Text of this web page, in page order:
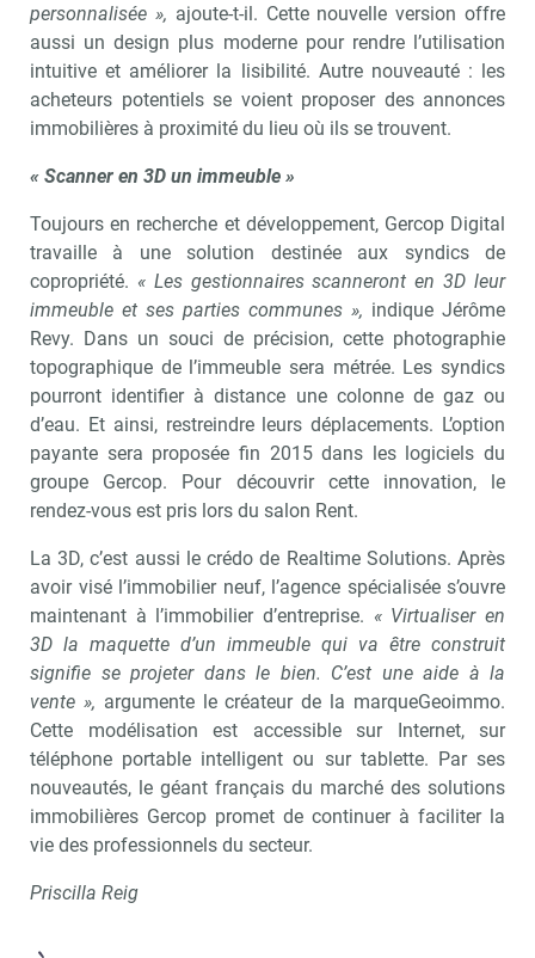
personnalisée », ajoute-t-il. Cette nouvelle version offre
aussi un design plus moderne pour rendre l’utilisation
intuitive et améliorer la lisibilité. Autre nouveauté : les
acheteurs potentiels se voient proposer des annonces
immobilières à proximité du lieu où ils se trouvent.
« Scanner en 3D un immeuble »
Toujours en recherche et développement, Gercop Digital
travaille à une solution destinée aux syndics de
copropriété. « Les gestionnaires scanneront en 3D leur
immeuble et ses parties communes », indique Jérôme
Revy. Dans un souci de précision, cette photographie
topographique de l’immeuble sera métrée. Les syndics
pourront identifier à distance une colonne de gaz ou
d’eau. Et ainsi, restreindre leurs déplacements. L’option
payante sera proposée fin 2015 dans les logiciels du
groupe Gercop. Pour découvrir cette innovation, le
rendez-vous est pris lors du salon Rent.
La 3D, c’est aussi le crédo de Realtime Solutions. Après
avoir visé l’immobilier neuf, l’agence spécialisée s’ouvre
maintenant à l’immobilier d’entreprise. « Virtualiser en
3D la maquette d’un immeuble qui va être construit
signifie se projeter dans le bien. C’est une aide à la
vente », argumente le créateur de la marqueGeoimmo.
Cette modélisation est accessible sur Internet, sur
téléphone portable intelligent ou sur tablette. Par ses
nouveautés, le géant français du marché des solutions
immobilières Gercop promet de continuer à faciliter la
vie des professionnels du secteur.
Priscilla Reig